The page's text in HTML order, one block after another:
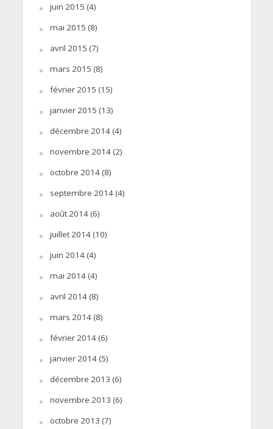
juin 2015 (4)
mai 2015 (8)
avril 2015 (7)
mars 2015 (8)
février 2015 (15)
janvier 2015 (13)
décembre 2014(4)
novembre 2014(2)
octobre 2014(8)
septembre 2014(4)
août 2014(6)
juillet 2014(10)
juin 2014(4)
mai 2014(4)
avril 2014(8)
mars 2014(8)
février 2014(6)
janvier 2014(5)
décembre 2013 (6)
novembre 2013 (6)
octobre 2013 (7)